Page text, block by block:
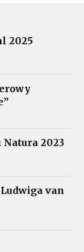
2025
2023
van